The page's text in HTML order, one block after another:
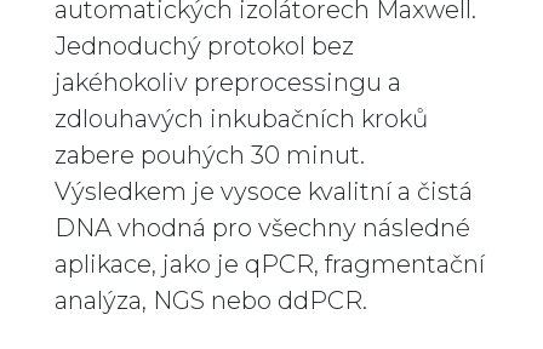
automatických izolátorech Maxwell.
Jednoduchý protokol bez
jakéhokoliv preprocessingu a
zdlouhavých inkubačních kroků
zabere pouhých 30 minut.
Výsledkem je vysoce kvalitní a čistá
DNA vhodná pro všechny následné
aplikace, jako je qPCR, fragmentační
analýza, NGS nebo ddPCR.